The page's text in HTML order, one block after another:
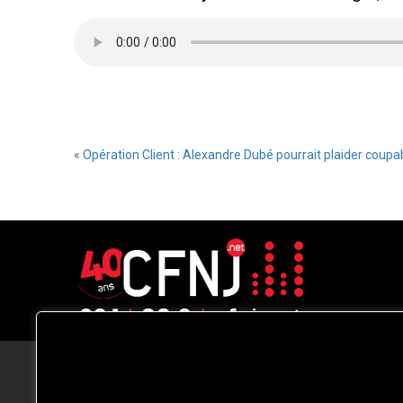
« Opération Client : Alexandre Dubé pourrait plaider